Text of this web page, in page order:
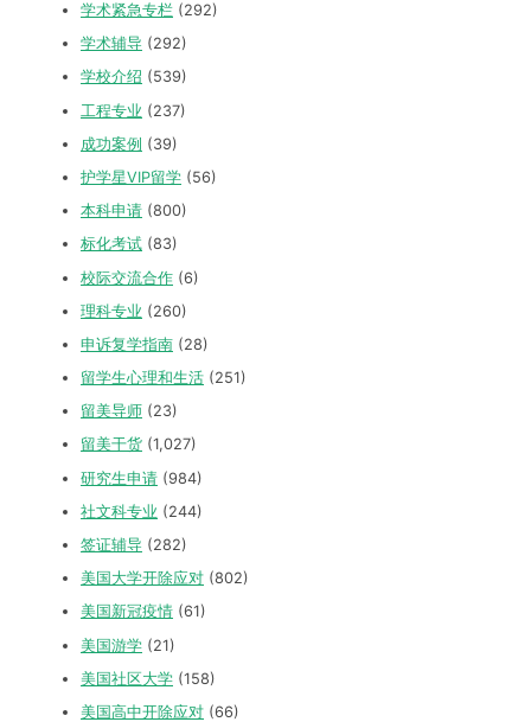
学术紧急专栏 (292)
学术辅导 (292)
学校介绍 (539)
工程专业 (237)
成功案例 (39)
护学星VIP留学 (56)
本科申请 (800)
标化考试 (83)
校际交流合作 (6)
理科专业 (260)
申诉复学指南 (28)
留学生心理和生活 (251)
留美导师 (23)
留美干货 (1,027)
研究生申请 (984)
社文科专业 (244)
签证辅导 (282)
美国大学开除应对 (802)
美国新冠疫情 (61)
美国游学 (21)
美国社区大学 (158)
美国高中开除应对 (66)